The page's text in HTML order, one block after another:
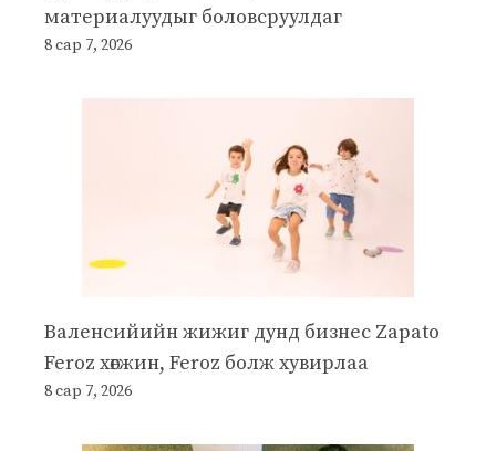
материалуудыг боловсруулдаг
8 сар 7, 2026
Валенсийийн жижиг дунд бизнес Zapato
Feroz хөгжин, Feroz болж хувирлаа
8 сар 7, 2026